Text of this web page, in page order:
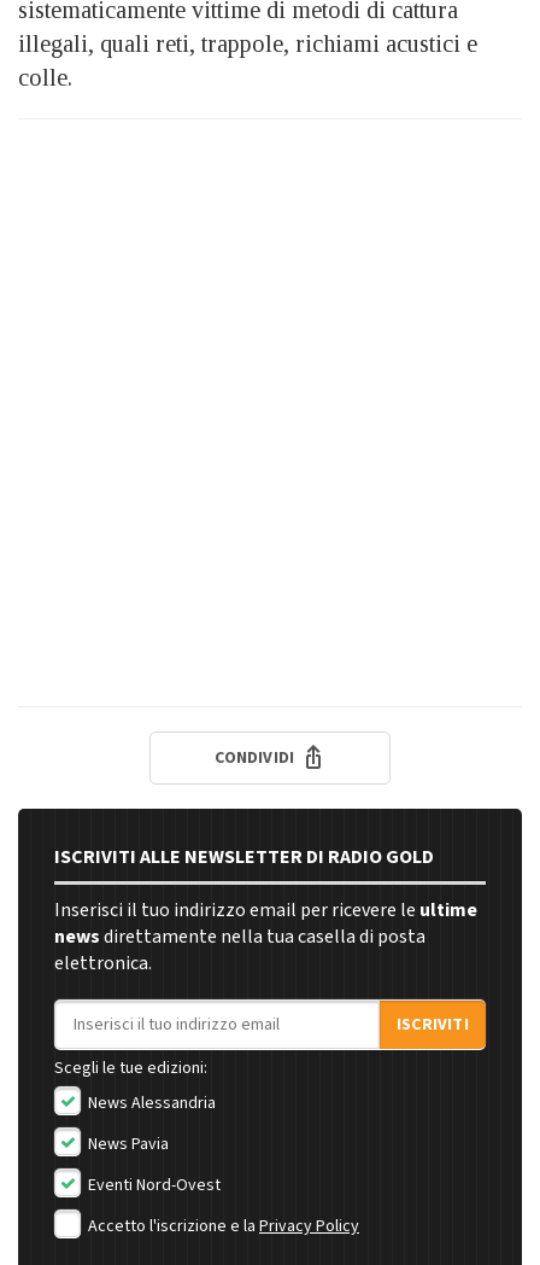
sistematicamente vittime di metodi di cattura
illegali, quali reti, trappole, richiami acustici e
colle.
CONDIVIDI
ISCRIVITI ALLE NEWSLETTER DI RADIO GOLD
Inserisci il tuo indirizzo email per ricevere le ultime
newsdirettamente nella tua casella di posta
elettronica.
Indirizzo email
ISCRIVITI
Scegli le tue edizioni:
News Alessandria
News Pavia
Eventi Nord-Ovest
Accetto l'iscrizione e la Privacy Policy